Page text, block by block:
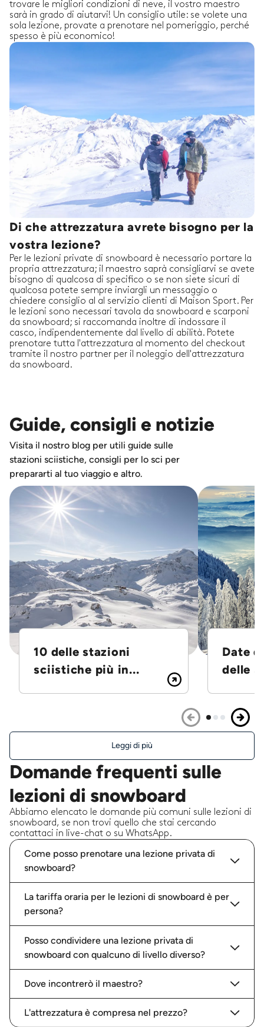
trovare le migliori condizioni di neve, il vostro maestro
sarà in grado di aiutarvi! Un consiglio utile: se volete una
sola lezione, provate a prenotare nel pomeriggio, perché
spesso è più economico!
Di che attrezzatura avrete bisogno per la
vostra lezione?
Per le lezioni private di snowboard è necessario portare la
propria attrezzatura; il maestro saprà consigliarvi se avete
bisogno di qualcosa di specifico o se non siete sicuri di
qualcosa potete sempre inviargli un messaggio o
chiedere consiglio al al servizio clienti di Maison Sport. Per
le lezioni sono necessari tavola da snowboard e scarponi
da snowboard; si raccomanda inoltre di indossare il
casco, indipendentemente dal livello di abilità. Potete
prenotare tutta l'attrezzatura al momento del checkout
tramite il nostro partner per il noleggio dell'attrezzatura
da snowboard.
Guide, consigli e notizie
Visita il nostro blog per utili guide sulle
stazioni sciistiche, consigli per lo sci per
prepararti al tuo viaggio e altro.
10 delle stazioni
sciistiche più in...
Date
delle
Leggi di più
Domande frequenti sulle
lezioni di snowboard
Abbiamo elencato le domande più comuni sulle lezioni di
snowboard, se non trovi quello che stai cercando
contattaci in live-chat o su WhatsApp.
Come posso prenotare una lezione privata di
snowboard?
La tariffa oraria per le lezioni di snowboard è per
persona?
Posso condividere una lezione privata di
snowboard con qualcuno di livello diverso?
Dove incontrerò il maestro?
L'attrezzatura è compresa nel prezzo?